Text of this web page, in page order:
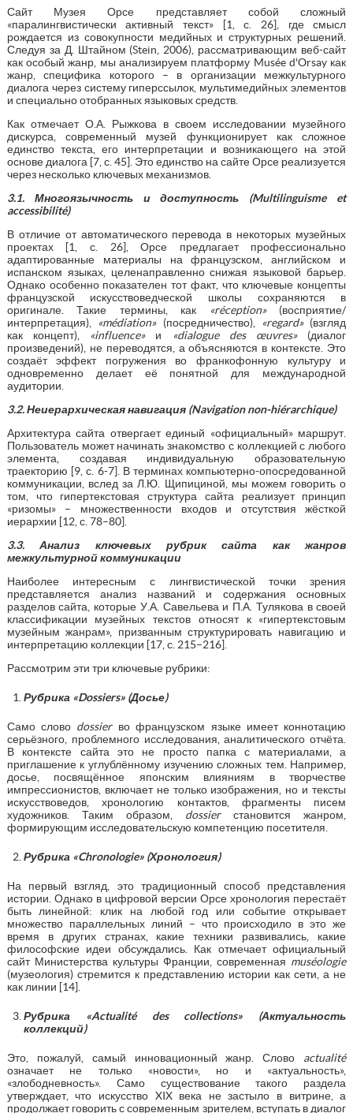
Сайт Музея Орсе представляет собой сложный
«паралингвистически активный текст» [1, с. 26], где смысл
рождается из совокупности медийных и структурных решений.
Следуя за Д. Штайном (Stein, 2006), рассматривающим веб-сайт
как особый жанр, мы анализируем платформу Musée d'Orsay как
жанр, специфика которого – в организации межкультурного
диалога через систему гиперссылок, мультимедийных элементов
и специально отобранных языковых средств.
Как отмечает О.А. Рыжкова в своем исследовании музейного
дискурса, современный музей функционирует как сложное
единство текста, его интерпретации и возникающего на этой
основе диалога [7, с. 45]. Это единство на сайте Орсе реализуется
через несколько ключевых механизмов.
3.1. Многоязычность и доступность (Multilinguisme et
accessibilité)
В отличие от автоматического перевода в некоторых музейных
проектах [1, с. 26], Орсе предлагает профессионально
адаптированные материалы на французском, английском и
испанском языках, целенаправленно снижая языковой барьер.
Однако особенно показателен тот факт, что ключевые концепты
французской искусствоведческой школы сохраняются в
оригинале. Такие термины, как
«réception»(восприятие/
интерпретация),
«médiation»(посредничество), «regard»(взгляд
как концепт),
«influence»и «dialogue desœuvres»(диалог
произведений), не переводятся, а объясняются в контексте. Это
создаёт эффект погружения во франкофонную культуру и
одновременно делает её понятной для международной
аудитории.
3.2. Неиерархическая навигация (Navigation non-hiérarchique)
Архитектура сайта отвергает единый «официальный» маршрут.
Пользователь может начинать знакомство с коллекцией с любого
элемента, создавая индивидуальную образовательную
траекторию [9, с. 6-7]. В терминах компьютерно-опосредованной
коммуникации, вслед за Л.Ю. Щипициной, мы можем говорить о
том, что гипертекстовая структура сайта реализует принцип
«ризомы» – множественности входов и отсутствия жёсткой
иерархии [12, с. 78–80].
3.3. Анализ ключевых рубрик сайта как жанров
межкультурной коммуникации
Наиболее интересным с лингвистической точки зрения
представляется анализ названий и содержания основных
разделов сайта, которые У.А. Савельева и П.А. Тулякова в своей
классификации музейных текстов относят к «гипертекстовым
музейным жанрам», призванным структурировать навигацию и
интерпретацию коллекции [17, с. 215–216].
Рассмотрим эти три ключевые рубрики:
Рубрика «Dossiers» (Досье)
Само слово dossierво французском языке имеет коннотацию
серьёзного, проблемного исследования, аналитического отчёта.
В контексте сайта это не просто папка с материалами, а
приглашение к углублённому изучению сложных тем. Например,
досье, посвящённое японским влияниям в творчестве
импрессионистов, включает не только изображения, но и тексты
искусствоведов, хронологию контактов, фрагменты писем
художников. Таким образом, dossierстановится жанром,
формирующим исследовательскую компетенцию посетителя.
Рубрика «Chronologie» (Хронология)
На первый взгляд, это традиционный способ представления
истории. Однако в цифровой версии Орсе хронология перестаёт
быть линейной: клик на любой год или событие открывает
множество параллельных линий – что происходило в это же
время в других странах, какие техники развивались, какие
философские идеи обсуждались. Как отмечает официальный
сайт Министерства культуры Франции, современная muséologie
(музеология) стремится к представлению истории как сети, а не
как линии [14].
Рубрика «Actualité des collections» (Актуальность
коллекций)
Это, пожалуй, самый инновационный жанр. Слово actualité
означает не только «новости», но и «актуальность»,
«злободневность». Само существование такого раздела
утверждает, что искусство XIX века не застыло в витрине, а
продолжает говорить с современным зрителем, вступать в диалог